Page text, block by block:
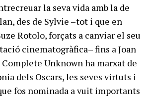
la seva vida amb la de
des de Sylvie –tot i que en
Rotolo, forçats a canviar el seu
cinematogràfica– fins a Joan
Complete Unknown ha marxat de
dels Oscars, les seves virtuts i
fos nominada a vuit importants